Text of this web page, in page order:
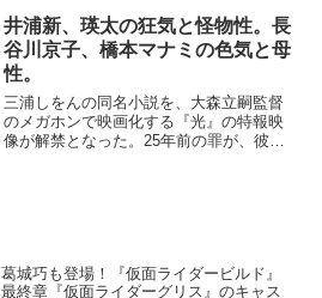
2』DVD発売決定マフィアの狙う連邦証人
保護プログラ...
井浦新、瑛太の狂気と怪物性。長
谷川京子、橋本マナミの色気と母
性。
三浦しをんの同名小説を、大森立嗣監督
のメガホンで映画化する『光』の特報映
像が解禁となった。25年前の罪が、彼ら
葛城巧も登場！『仮面ライダービルド』
最終章『仮面ライダーグリス』のキャス